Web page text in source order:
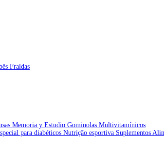
Fraldas
Memoria y Estudio Gominolas Multivitamínicos
para diabéticos Nutrição esportiva Suplementos